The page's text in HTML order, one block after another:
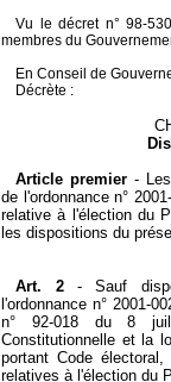
Vu le décret n° 98-
membres du
En Conseil de
Décrète :
Article premier-
de l'ordonnance n°
relative à l'élection du
les dispositions du
Art. 2 - Sauf
l'ordonnance n° 2001-
n° 92-018 du 8
Constitutionnelle et la
portant Code
relatives à l'élection du